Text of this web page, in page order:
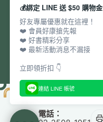
電話：
💰綁定 LINE 送 $50 購物金
好友專屬優惠就在這裡！
❤️ 會員好康搶先報
❤️ 好書精彩分享
❤️ 最新活動消息不漏接
立即領折扣 👇
連結 LINE 帳號